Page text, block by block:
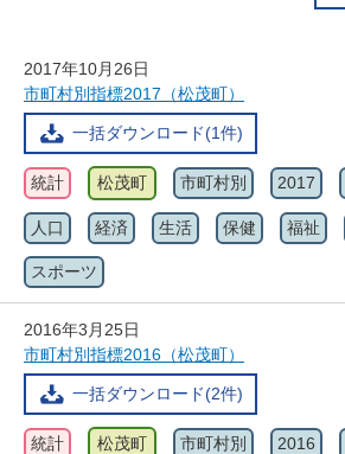
2017年10月26日
市町村別指標2017（松茂町）
一括ダウンロード(1件)
統計 松茂町 市町村別 2017
人口 経済 生活 保健 福祉
スポーツ
2016年3月25日
市町村別指標2016（松茂町）
一括ダウンロード(2件)
統計 松茂町 市町村別 2016